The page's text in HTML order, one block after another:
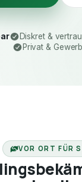
Diskret &
Privat &
VOR ORT FÜR